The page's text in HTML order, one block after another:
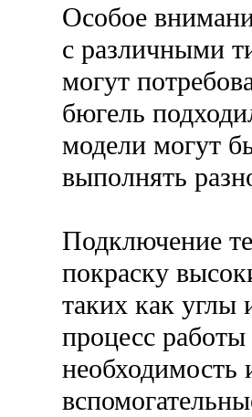
Особое
с различными
могут
бюгель
модели могут
выполнять
Подключение
покраску
таких как углы
процесс
необходимость